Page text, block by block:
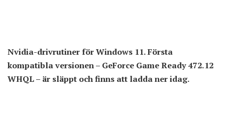
Nvidia-drivrutiner för Windows 11. Första
kompatibla versionen – GeForce Game Ready 472.12
WHQL – är släppt och finns att ladda ner idag.